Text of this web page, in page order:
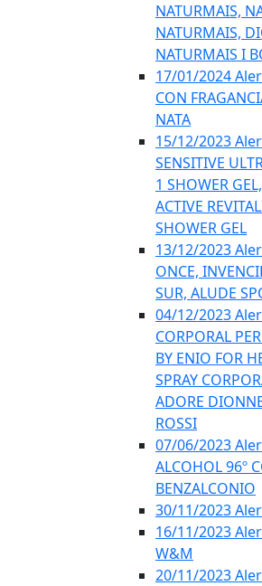
NATURMAIS,
NATURMAIS,
NATURMAIS I
17/01/2024
CON
NATA
15/12/2023
SENSITIVE
1 SHOWER
ACTIVE
SHOWER GEL
13/12/2023
ONCE,
SUR, ALUDE
04/12/2023
CORPORAL
BY ENIO FOR
SPRAY
ADORE
ROSSI
07/06/2023
ALCOHOL 96º
BENZALCONIO
30/11/2023
16/11/2023
W&M
20/11/2023